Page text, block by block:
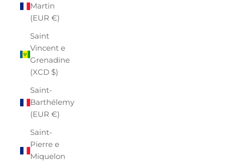
Martin
(EUR €)
Saint
Vincent e
Grenadine
(XCD $)
Saint-
Barthélemy
(EUR €)
Saint-
Pierre e
Miquelon